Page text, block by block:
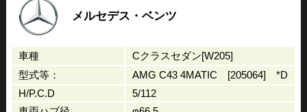
メルセデス・ベンツ
車種
Cクラスセダン[W205]
型式等：
AMG C43 4MATIC [205064] *D
H/P.C.D
5/112